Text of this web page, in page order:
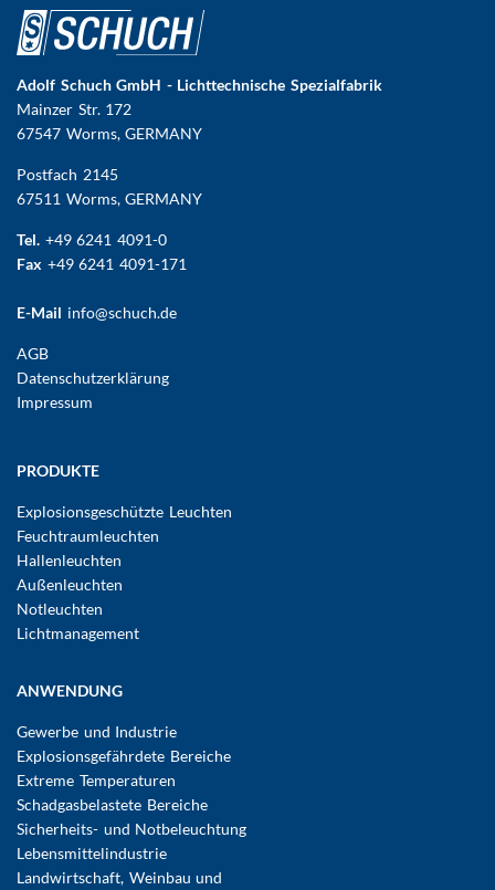
Adolf Schuch GmbH - Lichttechnische Spezialfabrik
Mainzer Str. 172
67547 Worms, GERMANY
Postfach 2145
67511 Worms, GERMANY
Tel. +49 6241 4091-0
Fax +49 6241 4091-171
E-Mail info@schuch.de
FUSSBEREICHSMENÜ
AGB
Datenschutzerklärung
Impressum
Hauptnavigation
PRODUKTE
Explosionsgeschützte Leuchten
Feuchtraumleuchten
Hallenleuchten
Außenleuchten
Notleuchten
Lichtmanagement
ANWENDUNG
Gewerbe und Industrie
Explosionsgefährdete Bereiche
Extreme Temperaturen
Schadgasbelastete Bereiche
Sicherheits- und Notbeleuchtung
Lebensmittelindustrie
Landwirtschaft, Weinbau und